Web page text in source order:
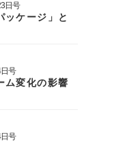
日号
ッケージ」と
号
ム変化の影響
号